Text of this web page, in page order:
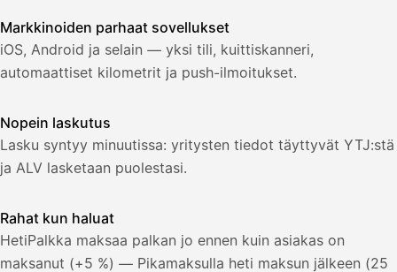
Markkinoiden parhaat sovellukset
iOS, Android ja selain — yksi tili, kuittiskanneri,
automaattiset kilometrit ja push-ilmoitukset.
Nopein laskutus
Lasku syntyy minuutissa: yritysten tiedot täyttyvät YTJ:stä
ja ALV lasketaan puolestasi.
Rahat kun haluat
HetiPalkka maksaa palkan jo ennen kuin asiakas on
maksanut (+5 %) — Pikamaksulla heti maksun jälkeen (25